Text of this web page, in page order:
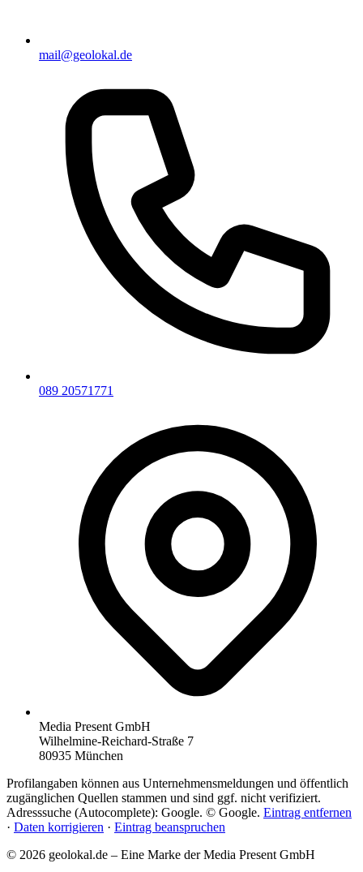
mail@geolokal.de
089 20571771
Media Present GmbH
Wilhelmine-Reichard-Straße 7
80935 München
Profilangaben können aus Unternehmensmeldungen und öffentlich
zugänglichen Quellen stammen und sind ggf. nicht verifiziert.
Adresssuche (Autocomplete): Google. © Google. Eintrag entfernen
· Daten korrigieren · Eintrag beanspruchen
© 2026 geolokal.de – Eine Marke der Media Present GmbH